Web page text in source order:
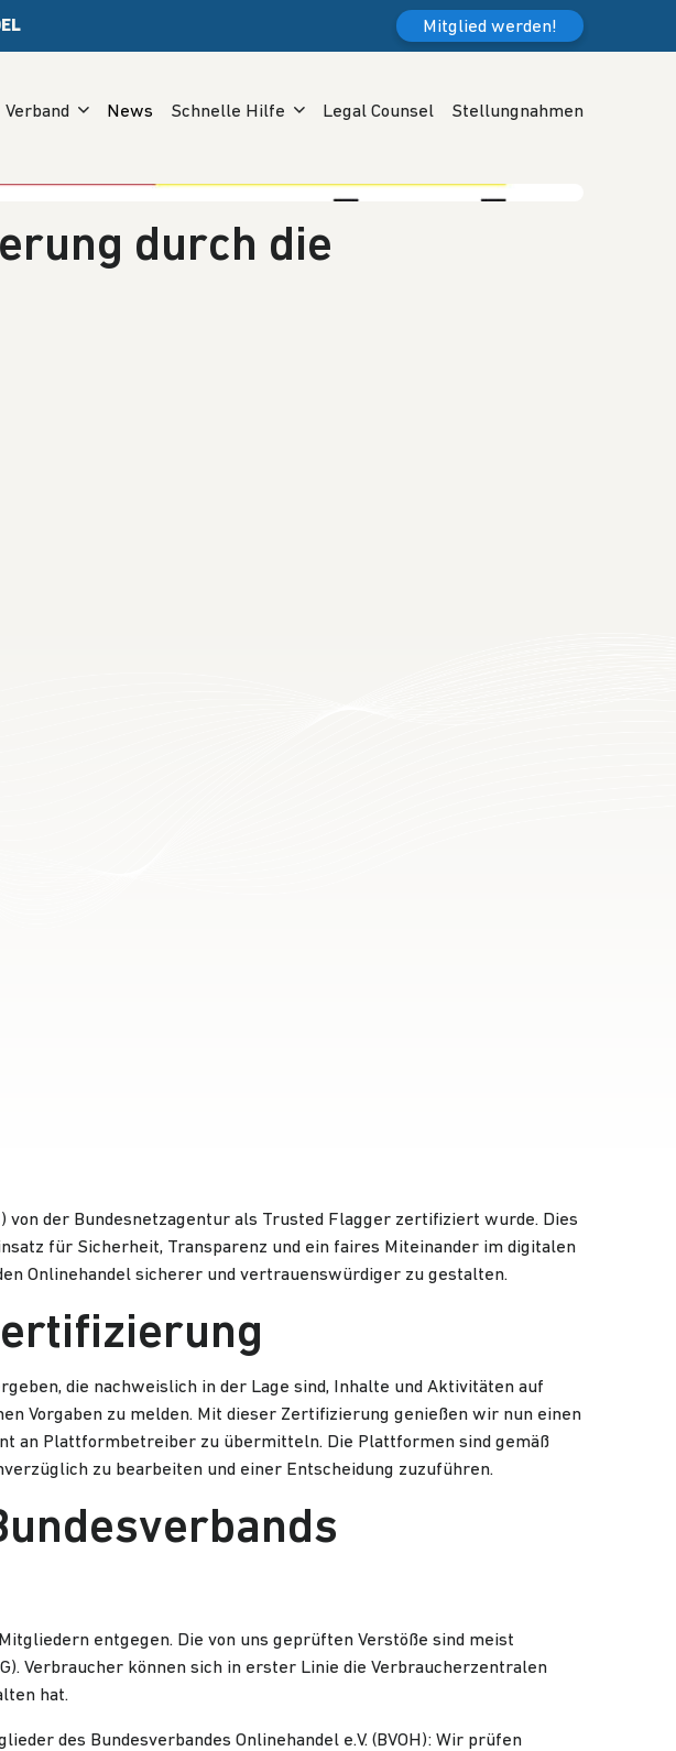
Mitglied werden!
Verband News Schnelle Hilfe Legal Counsel Stellungnahmen
durch die
von der Bundesnetzagentur als Trusted Flagger zertifiziert wurde. Dies
für Sicherheit, Transparenz und ein faires Miteinander im digitalen
Onlinehandel sicherer und vertrauenswürdiger zu gestalten.
die nachweislich in der Lage sind, Inhalte und Aktivitäten auf
Vorgaben zu melden. Mit dieser Zertifizierung genießen wir nun einen
an Plattformbetreiber zu übermitteln. Die Plattformen sind gemäß
zu bearbeiten und einer Entscheidung zuzuführen.
entgegen. Die von uns geprüften Verstöße sind meist
Verbraucher können sich in erster Linie die Verbraucherzentralen
hat.
des Bundesverbandes Onlinehandel e.V. (BVOH): Wir prüfen